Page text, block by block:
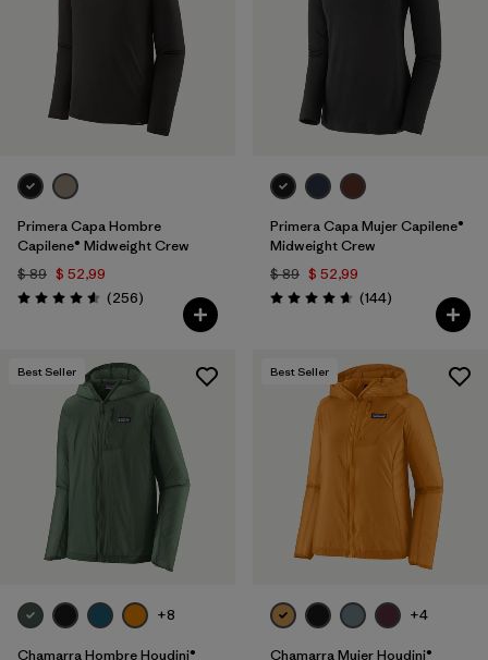
Primera Capa Hombre
Capilene® Midweight Crew
$ 89 $ 52,99
Valoración: 4.6 / 5
(256Comentarios
)
Primera Capa Mujer Capilene®
Midweight Crew
$ 89 $ 52,99
Valoración: 4.6 / 5
(144Comentarios
)
Best Seller
+8
Chamarra Hombre Houdini®
Best Seller
+4
Chamarra Mujer Houdini®